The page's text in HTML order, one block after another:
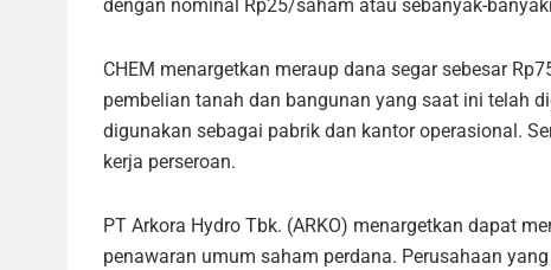
dengan nominal Rp25/saham atau sebanyak-
CHEM menargetkan meraup dana segar sebesar
pembelian tanah dan bangunan yang saat ini telah
digunakan sebagai pabrik dan kantor operasional.
kerja perseroan.
PT Arkora Hydro Tbk. (ARKO) menargetkan dapat
penawaran umum saham perdana. Perusahaan